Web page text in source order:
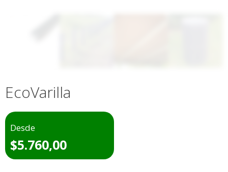
EcoVarilla
Desde
$5.760,00